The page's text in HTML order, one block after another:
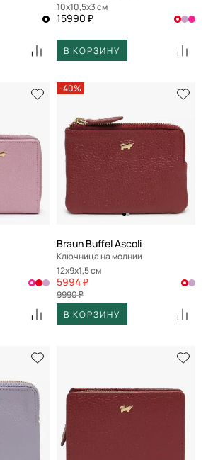
10x10,5x3 см
15990 ₽
В КОРЗИНУ
-40%
Braun Buffel Ascoli
Ключница на молнии
12x9x1,5 см
5994 ₽
9990 ₽
В КОРЗИНУ